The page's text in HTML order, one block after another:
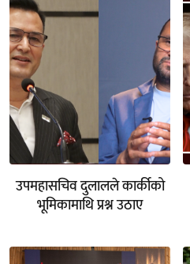
उपमहासचिव दुलालले कार्कीको
भूमिकामाथि प्रश्न उठाए